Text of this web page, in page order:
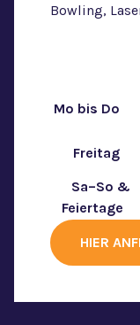
Bowling,
Mo bis Do‎ ‎ ‎ ‎
Freitag ‎ ‎ ‎
Sa–So &
Feiertage‎ ‎ ‎
HIER